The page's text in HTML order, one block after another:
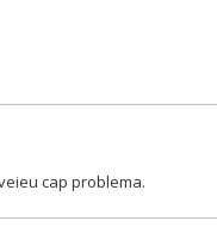
cap problema.